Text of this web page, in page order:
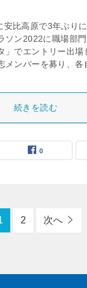
比高原で3年ぶり
ソン2022に職場部
」でエントリー出場
メンバーを募り、各
続きを読む
0
2 次へ